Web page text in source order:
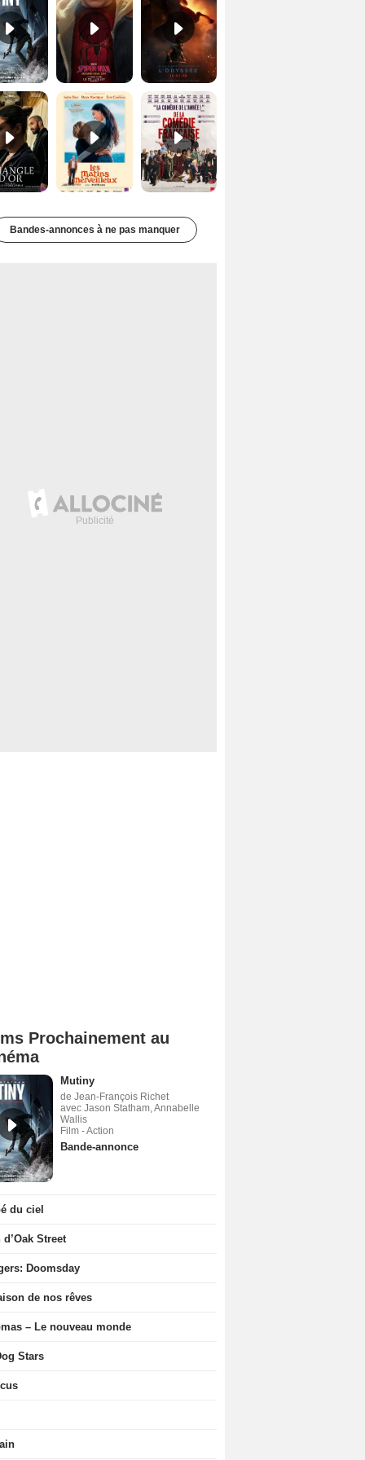
Le Triangle d'or Bande-annonce VF De la Comédie-Française Teaser VF
Bandes-annonces à ne pas manquer
Prochainement au
Mutiny
de Jean-François Richet
avec Jason Statham, Annabelle
Wallis
Film - Action
Bande-annonce
du ciel
d’Oak Street
Doomsday
de nos rêves
– Le nouveau monde
Stars